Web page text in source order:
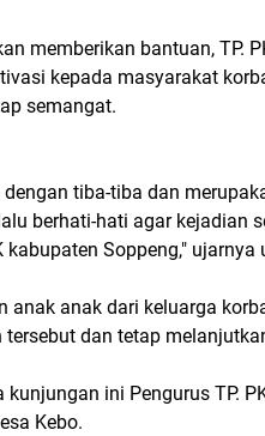
memberikan bantuan, TP.
kepada masyarakat
semangat.
tiba-tiba dan
berhati-hati agar kejadian
kabupaten Soppeng,"
anak anak dari keluarga
tersebut dan tetap
kunjungan ini Pengurus TP.
Kebo.